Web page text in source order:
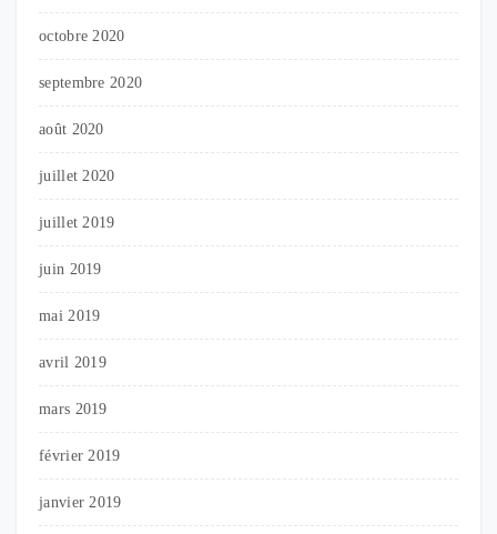
octobre 2020
septembre 2020
août 2020
juillet 2020
juillet 2019
juin 2019
mai 2019
avril 2019
mars 2019
février 2019
janvier 2019